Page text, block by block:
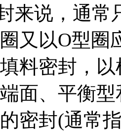
来说，通常
又以O型
料密封，
面、平衡
密封(通常